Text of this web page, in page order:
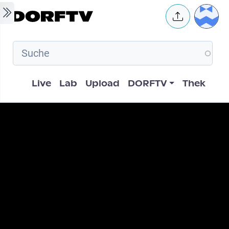
Skip to main content User
Hauptnavigation
Live Lab Upload DORFTV Thek